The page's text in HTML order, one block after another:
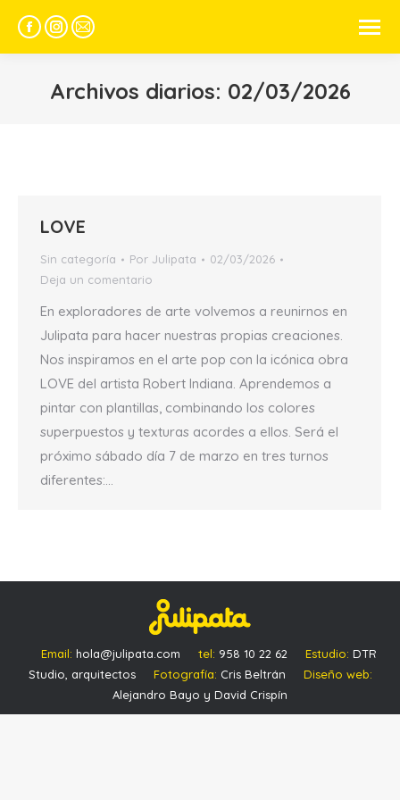
Facebook
opens
Instagram
opens
Mail
opens
Archivos diarios: 02/03/2026
LOVE
Sin categoría Por Julipata
02/03/2026
Deja un comentario
En exploradores de arte volvemos a reunirnos en
Julipata para hacer nuestras propias creaciones.
Nos inspiramos en el arte pop con la icónica obra
LOVE del artista Robert Indiana. Aprendemos a
pintar con plantillas, combinando los colores
superpuestos y texturas acordes a ellos. Será el
próximo sábado día 7 de marzo en tres turnos
diferentes:…
Email: hola@julipata.com tel: 958 10 22 62 Estudio: DTR
Studio, arquitectos
Fotografía: Cris Beltrán
Diseño web:
Alejandro Bayo y David Crispín